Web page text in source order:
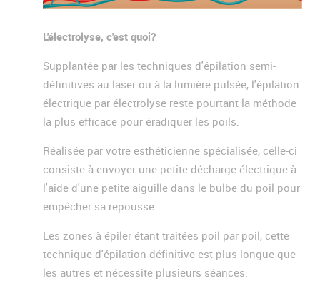
L'électrolyse, c'est quoi?
Supplantée par les techniques d'épilation semi-
définitives au laser ou à la lumière pulsée, l'épilation
électrique par électrolyse reste pourtant la méthode
la plus efficace pour éradiquer les poils.
Réalisée par votre esthéticienne spécialisée, celle-ci
consiste à envoyer une petite décharge électrique à
l'aide d'une petite aiguille dans le bulbe du poil pour
empêcher sa repousse.
Les zones à épiler étant traitées poil par poil, cette
technique d'épilation définitive est plus longue que
les autres et nécessite plusieurs séances.